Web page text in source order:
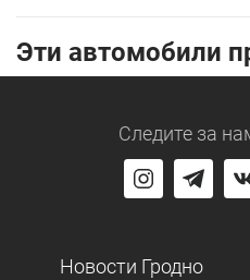
Эти автомобили
Следите за
Новости Гродно